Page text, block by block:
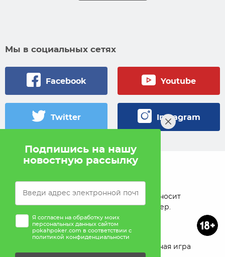
Мы в социальных сетях
Facebook Youtube
Twitter Instagram
Pokah не проводит игры на деньги. Сайт носит
исключительно информационный характер.
Ответственная игра
Подпишись на нашу
новостную рассылку
Я согласен на обработку моих
персональных данных сайтом
pokahpoker.com в соответствии с
политикой конфиденциальности